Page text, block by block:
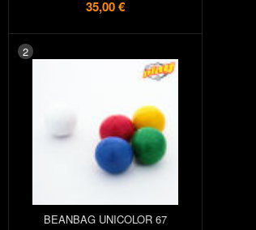
35,00 €
2
BEANBAG UNICOLOR 67